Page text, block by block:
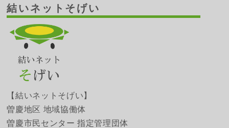
結いネットそげい
【結いネットそげい】
曽慶地区 地域協働体
曽慶市民センター 指定管理団体